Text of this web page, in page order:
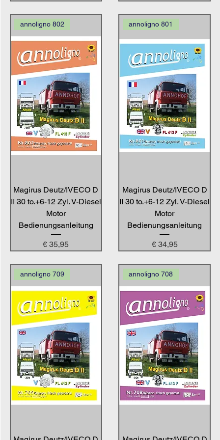
annoligno 802
Magirus Deutz/IVECO D
II 30 to.+6-12 Zyl. V-Diesel
Motor
Bedienungsanleitung
Preis
€ 35,95
annoligno 801
Magirus Deutz/IVECO D
II 30 to.+6-12 Zyl. V-Diesel
Motor
Bedienungsanleitung
Preis
€ 34,95
annoligno 709 annoligno 708